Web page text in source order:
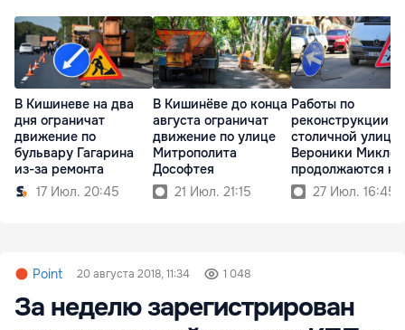
В Кишиневе на два
дня ограничат
движение по
бульвару Гагарина
из-за ремонта
17 Июл. 20:45
В Кишинёве до конца
августа ограничат
движение по улице
Митрополита
Дософтея
21 Июл. 21:15
Работы по
реконструкции
столичной улицы
Вероники Микле
продолжаются на
новом участке
27 Июл. 16:45
Point 20 августа 2018, 11:34 1 048
За неделю зарегистрирован